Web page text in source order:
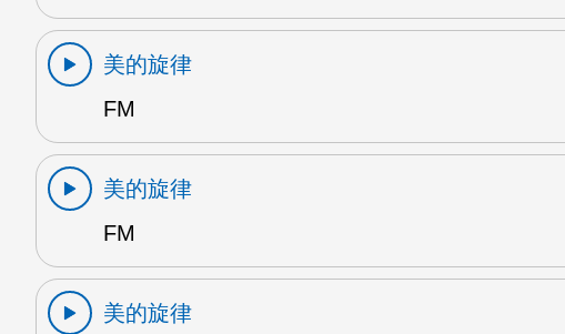
美的旋律
FM
美的旋律
FM
美的旋律